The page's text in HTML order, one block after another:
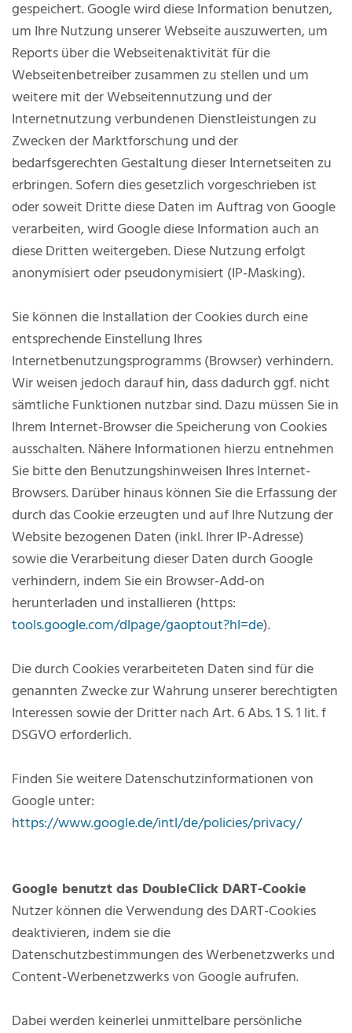
gespeichert. Google wird diese Information benutzen,
um Ihre Nutzung unserer Webseite auszuwerten, um
Reports über die Webseitenaktivität für die
Webseitenbetreiber zusammen zu stellen und um
weitere mit der Webseitennutzung und der
Internetnutzung verbundenen Dienstleistungen zu
Zwecken der Marktforschung und der
bedarfsgerechten Gestaltung dieser Internetseiten zu
erbringen. Sofern dies gesetzlich vorgeschrieben ist
oder soweit Dritte diese Daten im Auftrag von Google
verarbeiten, wird Google diese Information auch an
diese Dritten weitergeben. Diese Nutzung erfolgt
anonymisiert oder pseudonymisiert (IP-Masking).
Sie können die Installation der Cookies durch eine
entsprechende Einstellung Ihres
Internetbenutzungsprogramms (Browser) verhindern.
Wir weisen jedoch darauf hin, dass dadurch ggf. nicht
sämtliche Funktionen nutzbar sind. Dazu müssen Sie in
Ihrem Internet-Browser die Speicherung von Cookies
ausschalten. Nähere Informationen hierzu entnehmen
Sie bitte den Benutzungshinweisen Ihres Internet-
Browsers. Darüber hinaus können Sie die Erfassung der
durch das Cookie erzeugten und auf Ihre Nutzung der
Website bezogenen Daten (inkl. Ihrer IP-Adresse)
sowie die Verarbeitung dieser Daten durch Google
verhindern, indem Sie ein Browser-Add-on
herunterladen und installieren (https:
tools.google.com/dlpage/gaoptout?hl=de).
Die durch Cookies verarbeiteten Daten sind für die
genannten Zwecke zur Wahrung unserer berechtigten
Interessen sowie der Dritter nach Art. 6 Abs. 1 S. 1 lit. f
DSGVO erforderlich.
Finden Sie weitere Datenschutzinformationen von
Google unter:
https://www.google.de/intl/de/policies/privacy/
Google benutzt das DoubleClick DART-Cookie
Nutzer können die Verwendung des DART-Cookies
deaktivieren, indem sie die
Datenschutzbestimmungen des Werbenetzwerks und
Content-Werbenetzwerks von Google aufrufen.
Dabei werden keinerlei unmittelbare persönliche